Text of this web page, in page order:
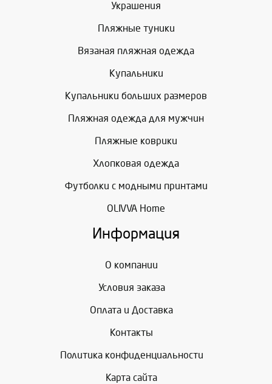
Украшения
Пляжные туники
Вязаная пляжная одежда
Купальники
Купальники больших размеров
Пляжная одежда для мужчин
Пляжные коврики
Хлопковая одежда
Футболки с модными принтами
OLIVVA Home
Информация
О компании
Условия заказа
Оплата и Доставка
Контакты
Политика конфиденциальности
Карта сайта